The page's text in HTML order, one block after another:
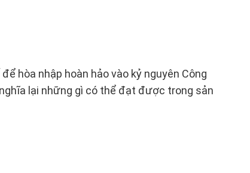
hòa nhập hoàn hảo vào kỷ nguyên Công
lại những gì có thể đạt được trong sản